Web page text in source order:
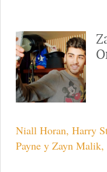
Niall Horan, Harry
Payne y Zayn Malik,